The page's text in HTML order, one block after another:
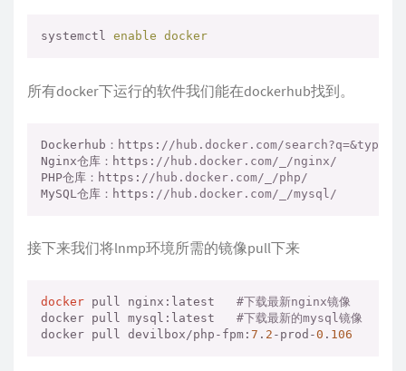
systemctl enable docker
所有docker下运行的软件我们能在dockerhub找到。
Dockerhub：https: //hub.docker.com/
Nginx仓库：https: //hub.docker.com/_/nginx/
PHP仓库：https: //hub.docker.com/_/php/
MySQL仓库：https: //hub.docker.com/_/mysql/
接下来我们将lnmp环境所需的镜像pull下来
docker pull nginx:latest #下载最新nginx镜像
docker pull mysql:latest #下载最新的mysql镜像
docker pull devilbox/php-fpm: 7 . 2 -prod-0 . 106